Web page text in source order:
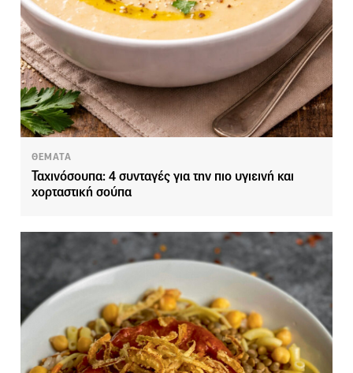
ΘΕΜΑΤΑ
Ταχινόσουπα: 4 συνταγές για την πιο υγιεινή και
χορταστική σούπα